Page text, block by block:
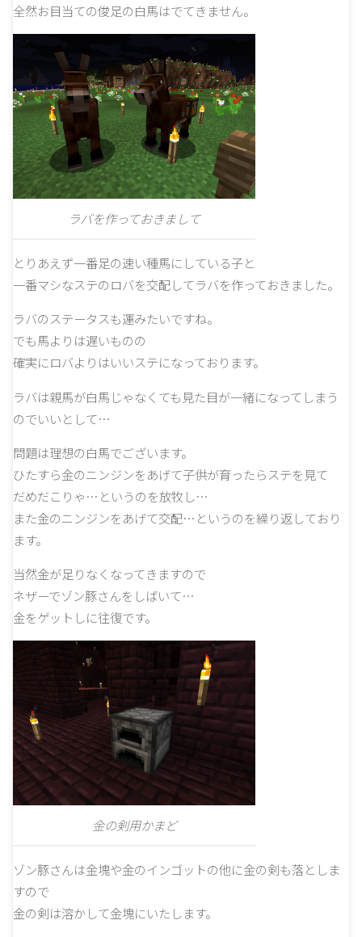
全然お目当ての俊足の白馬はでてきません。
ラバを作っておきまして
とりあえず一番足の速い種馬にしている子と
一番マシなステのロバを交配してラバを作っておきました。
ラバのステータスも運みたいですね。
でも馬よりは遅いものの
確実にロバよりはいいステになっております。
ラバは親馬が白馬じゃなくても見た目が一緒になってしまう
のでいいとして…
問題は理想の白馬でございます。
ひたすら金のニンジンをあげて子供が育ったらステを見て
だめだこりゃ…というのを放牧し…
また金のニンジンをあげて交配…というのを繰り返しており
ます。
当然金が足りなくなってきますので
ネザーでゾン豚さんをしばいて…
金をゲットしに往復です。
金の剣用かまど
ゾン豚さんは金塊や金のインゴットの他に金の剣も落としま
すので
金の剣は溶かして金塊にいたします。